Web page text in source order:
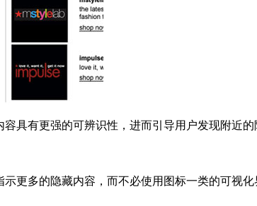
具有更强的可辨识性，进而引导用户发现附近
更多的隐藏内容，而不必使用图标一类的可视